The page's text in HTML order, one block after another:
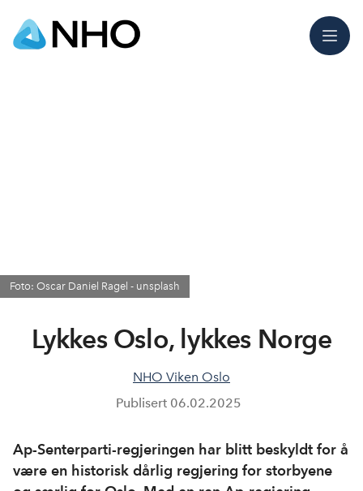
Meny
Foto: Oscar Daniel Ragel - unsplash
Lykkes Oslo, lykkes Norge
NHO Viken Oslo
Publisert 06.02.2025
Ap-Senterparti-regjeringen har blitt beskyldt for å
være en historisk dårlig regjering for storbyene